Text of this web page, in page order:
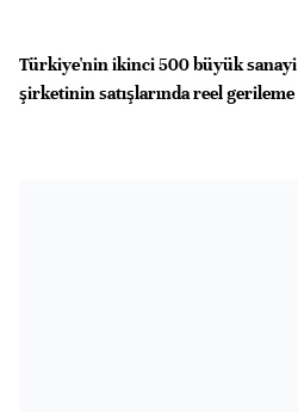
Türkiye'nin ikinci 500 büyük sanayi
şirketinin satışlarında reel gerileme